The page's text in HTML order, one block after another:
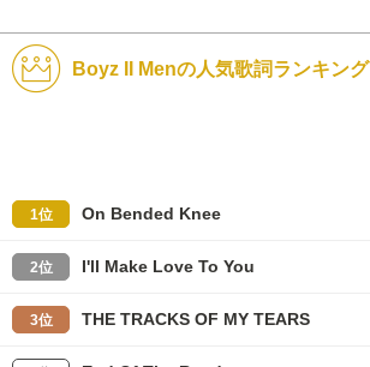
Boyz II Menの人気歌詞ランキング
1位 On Bended Knee
2位 I'll Make Love To You
3位 THE TRACKS OF MY TEARS